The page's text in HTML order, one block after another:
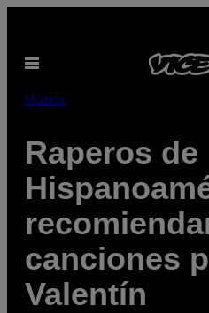
contenido
Abrir
Música
Raperos de
canciones
Valentín